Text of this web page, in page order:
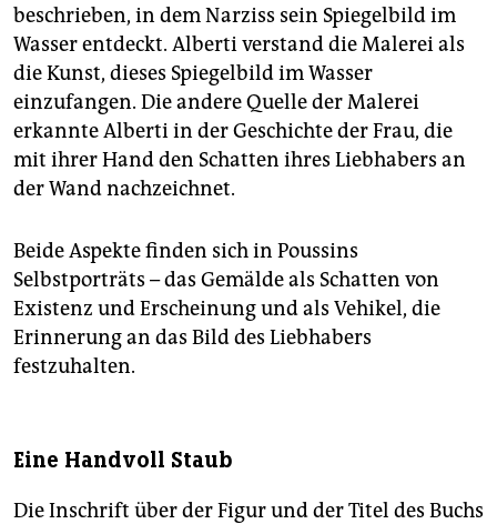
beschrieben, in dem Narziss sein Spiegelbild im
Wasser entdeckt. Alberti verstand die Malerei als
die Kunst, dieses Spiegelbild im Wasser
einzufangen. Die andere Quelle der Malerei
erkannte Alberti in der Geschichte der Frau, die
mit ihrer Hand den Schatten ihres Liebhabers an
der Wand nachzeichnet.
Beide Aspekte finden sich in Poussins
Selbstporträts – das Gemälde als Schatten von
Existenz und Erscheinung und als Vehikel, die
Erinnerung an das Bild des Liebhabers
festzuhalten.
Eine Handvoll Staub
Die Inschrift über der Figur und der Titel des Buchs